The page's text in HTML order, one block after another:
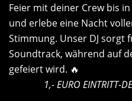
Feier mit deiner Crew bis
und erlebe eine Nacht
Stimmung. Unser DJ sorgt
Soundtrack, während auf
gefeiert wird. 🔥
1,- EURO EINTRITT-